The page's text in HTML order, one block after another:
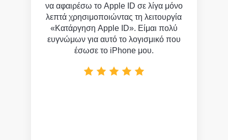
να αφαιρέσω το Apple ID σε λίγα μόνο
λεπτά χρησιμοποιώντας τη λειτουργία
«Κατάργηση Apple ID». Είμαι πολύ
ευγνώμων για αυτό το λογισμικό που
έσωσε το iPhone μου.